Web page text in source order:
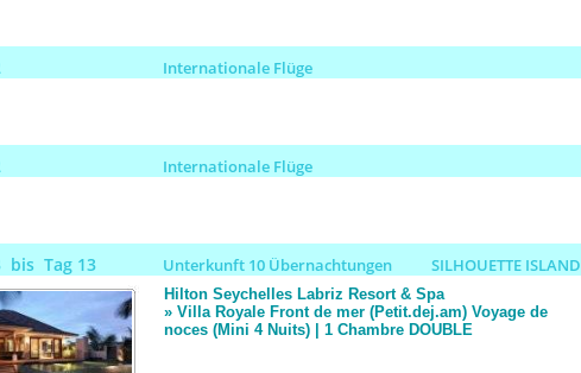
Internationale Flüge
Internationale Flüge
bis Tag 13 Unterkunft 10 Übernachtungen SILHOUETTE ISLAND
Hilton Seychelles Labriz Resort & Spa
» Villa Royale Front de mer (Petit.dej.am) Voyage de
noces (Mini 4 Nuits) | 1 Chambre DOUBLE